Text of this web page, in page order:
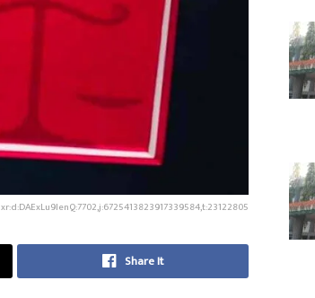
xr:d:DAExLu9lenQ:7702,j:6725413823917339584,t:23122805
Share It